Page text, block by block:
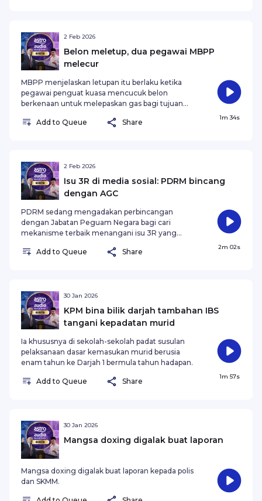
2 Feb 2026
Belon meletup, dua pegawai MBPP
melecur
MBPP menjelaskan letupan itu berlaku ketika
pegawai penguat kuasa mencucuk belon
berkenaan untuk melepaskan gas bagi tujuan
Add to Queue
Share
1m 34s
2 Feb 2026
Isu 3R di media sosial: PDRM bincang
dengan AGC
PDRM sedang mengadakan perbincangan
dengan Jabatan Peguam Negara bagi cari
mekanisme terbaik menangani isu 3R yang
Add to Queue
Share
2m 02s
30 Jan 2026
KPM bina bilik darjah tambahan IBS
tangani kepadatan murid
Ia khususnya di sekolah-sekolah padat susulan
pelaksanaan dasar kemasukan murid berusia
enam tahun ke Darjah 1 bermula tahun hadapan.
Add to Queue Share
1m 57s
30 Jan 2026
Mangsa doxing digalak buat laporan
Mangsa doxing digalak buat laporan kepada polis
dan SKMM.